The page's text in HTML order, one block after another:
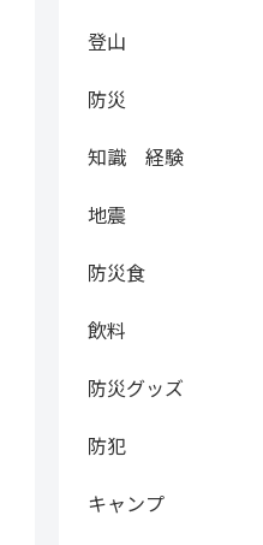
登山
防災
知識 経験
地震
防災食
飲料
防災グッズ
防犯
キャンプ